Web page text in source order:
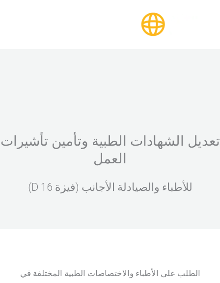
تعديل الشهادات الطبية وتأمين تأشيرات
العمل
للأطباء والصيادلة الأجانب (فيزة 16 D)
الطلب على الأطباء والاختصاصات الطبية المختلفة في